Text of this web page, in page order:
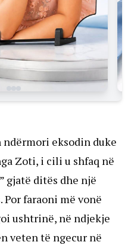
eksodin duke
Zoti, i cili u shfaq në
gjatë ditës dhe një
Por faraoni më vonë
ushtrinë, në ndjekje
veten të ngecur në